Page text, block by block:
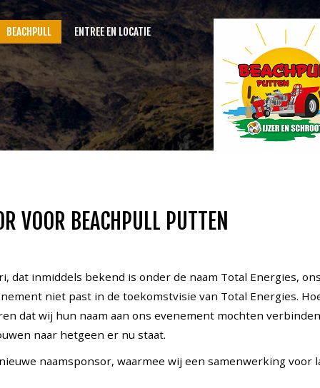
SEARCHOUR
BEACHPULL ENTREE EN LOCATIE
VOOR BEACHPULL PUTTEN
dat inmiddels bekend is onder de naam Total Energies,
niet past in de toekomstvisie van Total Energies.
dat wij hun naam aan ons evenement mochten
naar hetgeen er nu staat.
naamsponsor, waarmee wij een samenwerking